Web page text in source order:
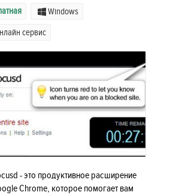
Windows
сервис
- это продуктивное расширение
Chrome, которое помогает вам